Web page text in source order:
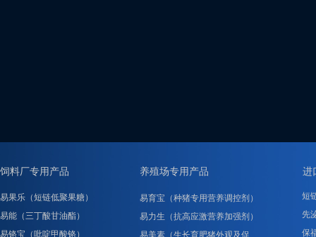
饲料厂专用产品 进
易果乐（短链低聚果糖）
易能（三丁酸甘油酯）
易铬宝（吡啶甲酸铬）
易育宝（种猪专用营养调控剂）
易力生（抗高应激营养加强剂）
易美素（生长育肥猪外观及促……
短
先
保
养殖场专用产品